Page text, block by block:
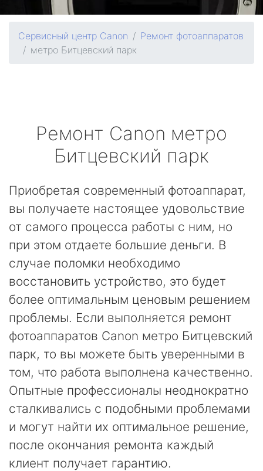
Сервисный центр Canon
Ремонт фотоаппаратов
метро Битцевский парк
Ремонт Canon метро
Битцевский парк
Приобретая современный фотоаппарат,
вы получаете настоящее удовольствие
от самого процесса работы с ним, но
при этом отдаете большие деньги. В
случае поломки необходимо
восстановить устройство, это будет
более оптимальным ценовым решением
проблемы. Если выполняется ремонт
фотоаппаратов Canon метро Битцевский
парк, то вы можете быть уверенными в
том, что работа выполнена качественно.
Опытные профессионалы неоднократно
сталкивались с подобными проблемами
и могут найти их оптимальное решение,
после окончания ремонта каждый
клиент получает гарантию.